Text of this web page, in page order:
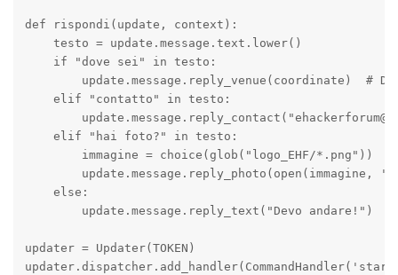
def rispondi(update, context):
    testo = update.message.text.lower()
    if "dove sei" in testo:
update.message.reply_venue(coordinate)  #
    elif "contatto" in testo:
    elif "hai foto?" in testo:
        immagine = choice(glob("logo_EHF/*.png"))
update.message.reply_photo(open(immagine,
    else:
        update.message.reply_text("Devo andare!")
updater = Updater(TOKEN)